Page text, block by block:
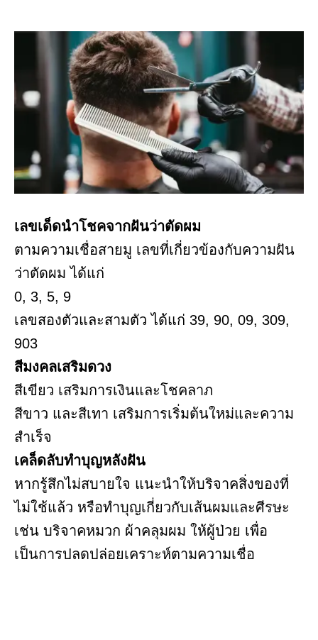
เลขเด็ดนำโชคจากฝันว่าตัดผม
ตามความเชื่อสายมู เลขที่เกี่ยวข้องกับความฝัน
ว่าตัดผม ได้แก่
0, 3, 5, 9
เลขสองตัวและสามตัว ได้แก่ 39, 90, 09, 309,
903
สีมงคลเสริมดวง
สีเขียว เสริมการเงินและโชคลาภ
สีขาว และสีเทา เสริมการเริ่มต้นใหม่และความ
สำเร็จ
เคล็ดลับทำบุญหลังฝัน
หากรู้สึกไม่สบายใจ แนะนำให้บริจาคสิ่งของที่
ไม่ใช้แล้ว หรือทำบุญเกี่ยวกับเส้นผมและศีรษะ
เช่น บริจาคหมวก ผ้าคลุมผม ให้ผู้ป่วย เพื่อ
เป็นการปลดปล่อยเคราะห์ตามความเชื่อ